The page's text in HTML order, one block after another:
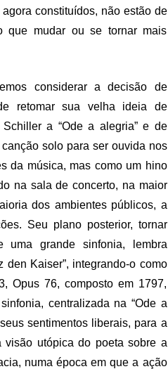
constituídos, não estão de
que mudar ou se tornar mais
considerar a decisão de
retomar sua velha ideia de
a “Ode a alegria” e de
solo para ser ouvida nos
da música, mas como um hino
na sala de concerto, na maior
dos ambientes públicos, a
Seu plano posterior, tornar
grande sinfonia, lembra
den Kaiser”, integrando-o como
Opus 76, composto em 1797,
centralizada na “Ode a
sentimentos liberais, para a
visão utópica do poeta sobre a
numa época em que a ação